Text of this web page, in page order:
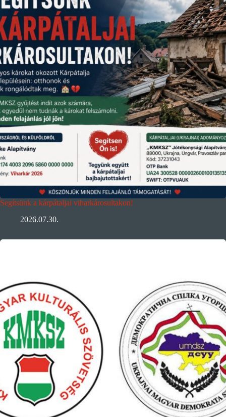
Segítsünk a kárpátaljai viharkárosultakon!
2026.07.30.